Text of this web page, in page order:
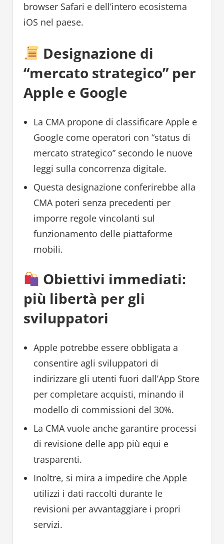
browser Safari e dell’intero ecosistema
iOS nel paese.
Designazione di
“mercato strategico” per
Apple e Google
La CMA propone di classificare Apple e
Google come operatori con “status di
mercato strategico” secondo le nuove
leggi sulla concorrenza digitale.
Questa designazione conferirebbe alla
CMA poteri senza precedenti per
imporre regole vincolanti sul
funzionamento delle piattaforme
mobili.
Obiettivi immediati:
più libertà per gli
sviluppatori
Apple potrebbe essere obbligata a
consentire agli sviluppatori di
indirizzare gli utenti fuori dall’App Store
per completare acquisti, minando il
modello di commissioni del 30%.
La CMA vuole anche garantire processi
di revisione delle app più equi e
trasparenti.
Inoltre, si mira a impedire che Apple
utilizzi i dati raccolti durante le
revisioni per avvantaggiare i propri
servizi.